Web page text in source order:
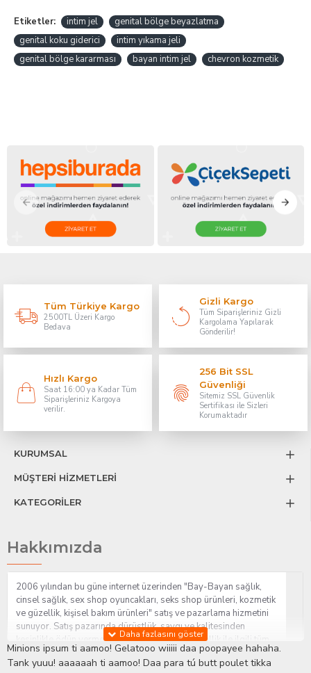
Etiketler: intim jel
genital bölge beyazlatma
genital koku giderici
intim yıkama jeli
genital bölge kararması
bayan intim jel chevron kozmetik
Tüm Türkiye Kargo
2500TL Üzeri Kargo
Bedava
Gizli Kargo
Tüm Siparişleriniz Gizli
Kargolama Yapılarak
Gönderilir!
Hızlı Kargo
Saat 16:00 ya Kadar Tüm
Siparişleriniz Kargoya
verilir.
256 Bit SSL
Güvenliği
Sitemiz SSL Güvenlik
Sertifikası ile Sizleri
Korumaktadır
KURUMSAL
MÜŞTERİ HİZMETLERİ
KATEGORİLER
Hakkımızda
2006 yılından bu güne internet üzerinden "Bay-Bayan sağlık,
cinsel sağlık, sex shop oyuncakları, seks shop ürünleri, kozmetik
ve güzellik, kişisel bakım ürünleri" satış ve pazarlama hizmetini
sunuyor. Satış pazarında dürüstlük, saygı ve kalitesinden
kesinlikle ödün vermeden hizmet sağlık ve güzellik ile ilgili tüm
sorularınıza anında cevap verebilen Yetkin ve uzman kadrosu ile
ihtiyaçlarınızı en uygun fiyat ve taksit seçenekleriyle karşılıyor.
Minions ipsum ti aamoo! Gelatooo wiiiii daa poopayee hahaha.
Tank yuuu! aaaaaah ti aamoo! Daa para tú butt poulet tikka